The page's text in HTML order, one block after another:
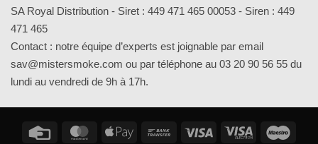
SA Royal Distribution - Siret : 449 471 465 00053 - Siren : 449
471 465
Contact : notre équipe d’experts est joignable par email
sav@mistersmoke.com ou par téléphone au 03 20 90 56 55 du
lundi au vendredi de 9h à 17h.
Credit
MasterCardApple
Bank
Visa
Visa